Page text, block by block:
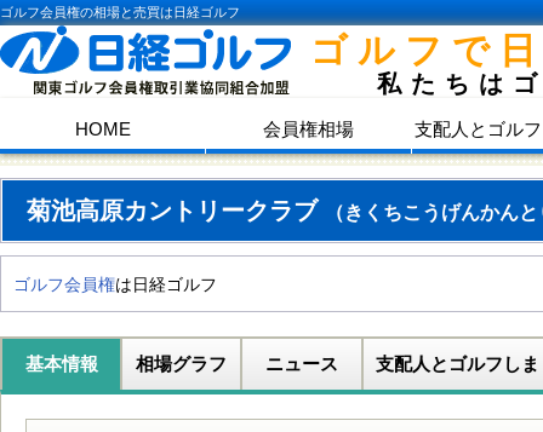
ゴルフ会員権の相場と売買は日経ゴルフ
ゴルフで
私たちは
HOME 会員権相場 支配人とゴル
菊池高原カントリークラブ （きくちこうげんかん
ゴルフ会員権は日経ゴルフ
基本情報 相場グラフ ニュース 支配人とゴルフしま